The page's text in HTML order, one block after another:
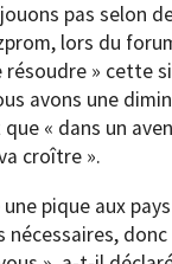
pas selon
lors du
résoudre »
avons une
« dans un
croître ».
pique aux